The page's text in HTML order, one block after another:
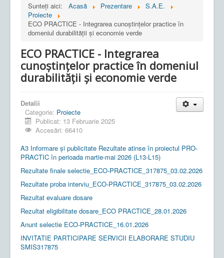
Sunteți aici:
Acasă Prezentare
S.A.E.
Proiecte
ECO PRACTICE - Integrarea cunoștințelor practice în
domeniul durabilității și economie verde
ECO PRACTICE - Integrarea
cunoștințelor practice în domeniul
durabilității și economie verde
Detalii
Categorie: Proiecte
Publicat: 13 Februarie 2025
Accesări: 66410
A3 Informare și publicitate Rezultate atinse în proiectul PRO-
PRACTIC în perioada martie-mai 2026 (L13-L15)
Rezultate finale selectie_ECO-PRACTICE_317875_03.02.2026
Rezultate proba interviu_ECO-PRACTICE_317875_03.02.2026
Rezultat evaluare dosare
Rezultat eligibilitate dosare_ECO PRACTICE_28.01.2026
Anunt selectie ECO-PRACTICE_16.01.2026
INVITATIE PARTICIPARE SERVICII ELABORARE STUDIU
SMIS317875